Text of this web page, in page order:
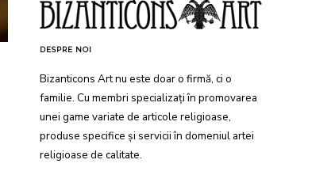
DESPRE NOI
Bizanticons Art nu este doar o firmă, ci o
familie. Cu membri specializați în promovarea
unei game variate de articole religioase,
produse specifice și servicii în domeniul artei
religioase de calitate.